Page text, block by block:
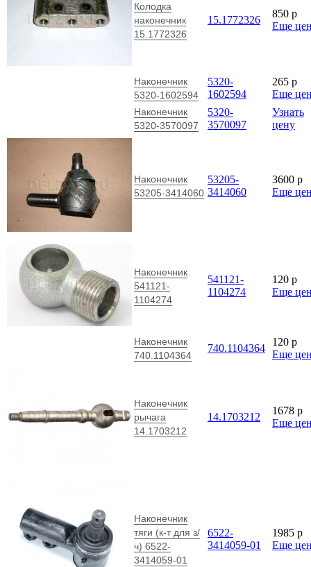
Колодка
наконечник
15.1772326
15.1772326
850 p
Еще
Наконечник
5320-1602594
5320-
1602594
265 p
Еще
Наконечник
5320-3570097
5320-
3570097
Узнать
цену
Наконечник
53205-3414060
53205-
3414060
3600 p
Еще
Наконечник
541121-
1104274
541121-
1104274
120 p
Еще
Наконечник
740.1104364
740.1104364
120 p
Еще
Наконечник
рычага
14.1703212
14.1703212
1678 p
Еще
Наконечник
тяги (к-т для з/
ч) 6522-
3414059-01
6522-
3414059-01
1985 p
Еще